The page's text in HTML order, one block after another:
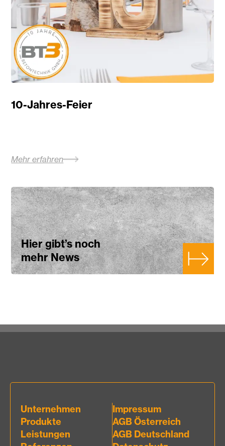
10-Jahres-Feier
Mehr erfahren
Hier gibt’s noch
mehr News
Unternehmen
Produkte
Leistungen
Impressum
AGB Österreich
AGB Deutschland